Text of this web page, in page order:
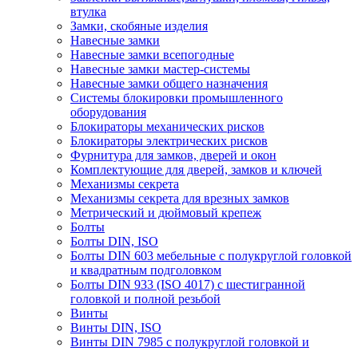
втулка
Замки, скобяные изделия
Навесные замки
Навесные замки всепогодные
Навесные замки мастер-системы
Навесные замки общего назначения
Системы блокировки промышленного
оборудования
Блокираторы механических рисков
Блокираторы электрических рисков
Фурнитура для замков, дверей и окон
Комплектующие для дверей, замков и ключей
Механизмы секрета
Механизмы секрета для врезных замков
Метрический и дюймовый крепеж
Болты
Болты DIN, ISO
Болты DIN 603 мебельные с полукруглой головкой
и квадратным подголовком
Болты DIN 933 (ISO 4017) с шестигранной
головкой и полной резьбой
Винты
Винты DIN, ISO
Винты DIN 7985 с полукруглой головкой и